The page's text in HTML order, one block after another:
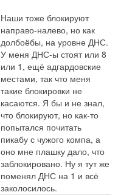
Наши тоже блокируют
направо-налево, но как
долбоёбы, на уровне ДНС.
У меня ДНС-ы стоят или 8
или 1, ещё адгардовские
местами, так что меня
такие блокировки не
касаются. Я бы и не знал,
что блокируют, но как-то
попытался почитать
пикабу с чужого компа, а
оно мне плашку дало, что
заблокировано. Ну я тут же
поменял ДНС на 1 и всё
заколосилось.